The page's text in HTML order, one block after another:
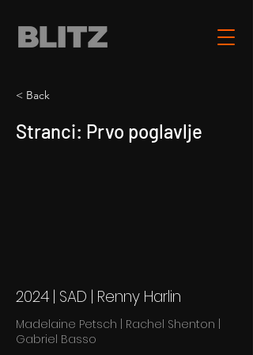
< Back
Stranci: Prvo poglavlje
2024 | SAD | Renny Harlin
Madelaine Petsch | Rachel Shenton |
Gabriel Basso